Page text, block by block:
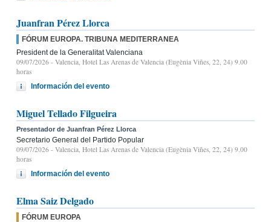
Juanfran Pérez Llorca
FÓRUM EUROPA. TRIBUNA MEDITERRANEA
President de la Generalitat Valenciana
09/07/2026 - Valencia, Hotel Las Arenas de Valencia (Eugènia Viñes, 22, 24) 9.00
horas
Información del evento
Miguel Tellado Filgueira
Presentador de Juanfran Pérez Llorca
Secretario General del Partido Popular
09/07/2026 - Valencia, Hotel Las Arenas de Valencia (Eugènia Viñes, 22, 24) 9.00
horas
Información del evento
Elma Saiz Delgado
FÓRUM EUROPA